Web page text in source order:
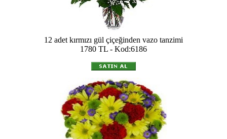
12 adet kırmızı gül çiçeğinden vazo tanzimi
1780 TL - Kod:6186